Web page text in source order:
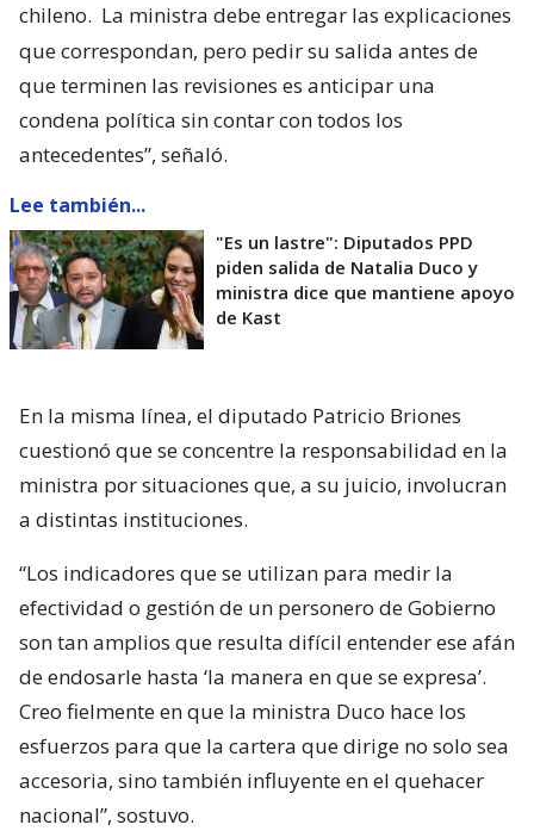
chileno. La ministra debe entregar las explicaciones
que correspondan, pero pedir su salida antes de
que terminen las revisiones es anticipar una
condena política sin contar con todos los
antecedentes”, señaló.
Lee también...
"Es un lastre": Diputados PPD
piden salida de Natalia Duco y
ministra dice que mantiene apoyo
de Kast
En la misma línea, el diputado Patricio Briones
cuestionó que se concentre la responsabilidad en la
ministra por situaciones que, a su juicio, involucran
a distintas instituciones.
“Los indicadores que se utilizan para medir la
efectividad o gestión de un personero de Gobierno
son tan amplios que resulta difícil entender ese afán
de endosarle hasta ‘la manera en que se expresa’.
Creo fielmente en que la ministra Duco hace los
esfuerzos para que la cartera que dirige no solo sea
accesoria, sino también influyente en el quehacer
nacional”, sostuvo.